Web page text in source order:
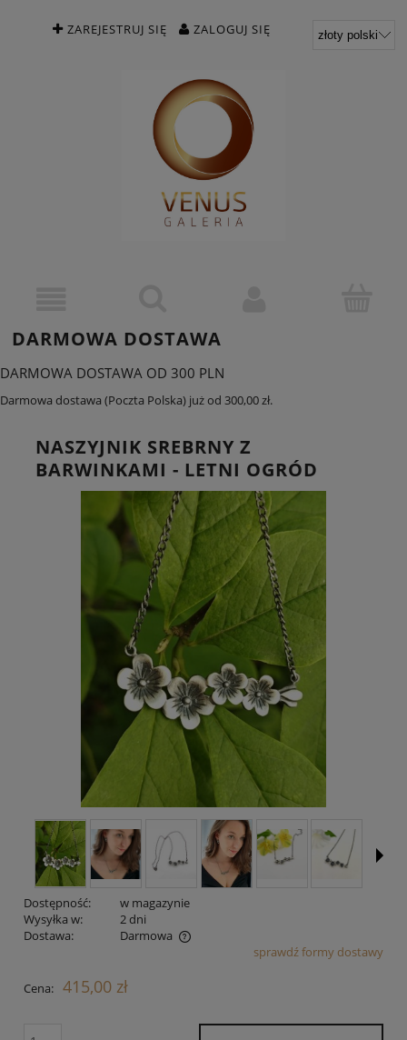
ZAREJESTRUJ SIĘ ZALOGUJ SIĘ
DARMOWA DOSTAWA
DARMOWA DOSTAWA OD 300 PLN
Darmowa dostawa (Poczta Polska) już od 300,00 zł.
NASZYJNIK SREBRNY Z
BARWINKAMI - LETNI OGRÓD
Dostępność:
w magazynie
Wysyłka w:
2 dni
Dostawa:
Darmowa
Cena nie zawiera ewentualnych kosztów płatnościsprawdź formy dostawy
Cena: 415,00 zł